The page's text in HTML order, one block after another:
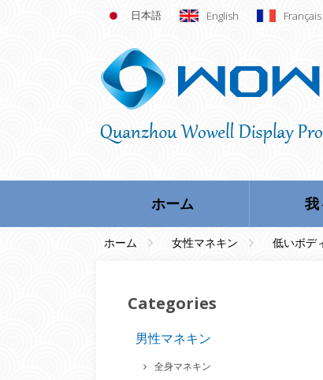
日本語 English Français
ホーム 我
ホーム 女性マネキン 低いボデ
Categories
男性マネキン
全身マネキン